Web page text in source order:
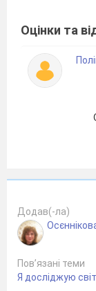
рахують,
- Так,
Ми з вами
навчання.
кожного
шкільні
- Які
подивимось
- Що
Оцінки та
Додав(-ла)
Пов’язані теми
Я досліджую світ